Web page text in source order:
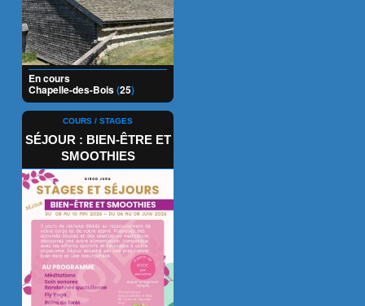
En cours
Chapelle-des-Bois(25)
COURS / STAGES
SÉJOUR : BIEN-ÊTRE ET
SMOOTHIES